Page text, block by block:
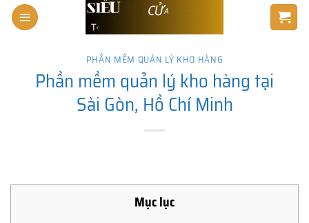
Skip
PHẦN MỀM QUẢN LÝ KHO HÀNG
Phần mềm quản lý kho hàng tại
Sài Gòn, Hồ Chí Minh
Mục lục